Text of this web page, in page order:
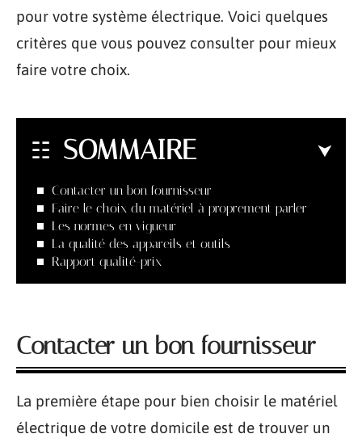
pour votre système électrique. Voici quelques
critères que vous pouvez consulter pour mieux
faire votre choix.
SOMMAIRE
Contacter un bon fournisseur
Faire le choix du matériel à proprement parler
Les normes en vigueur
La qualité des appareils et outils
Rapport qualité-prix
Contacter un bon fournisseur
La première étape pour bien choisir le matériel
électrique de votre domicile est de trouver un